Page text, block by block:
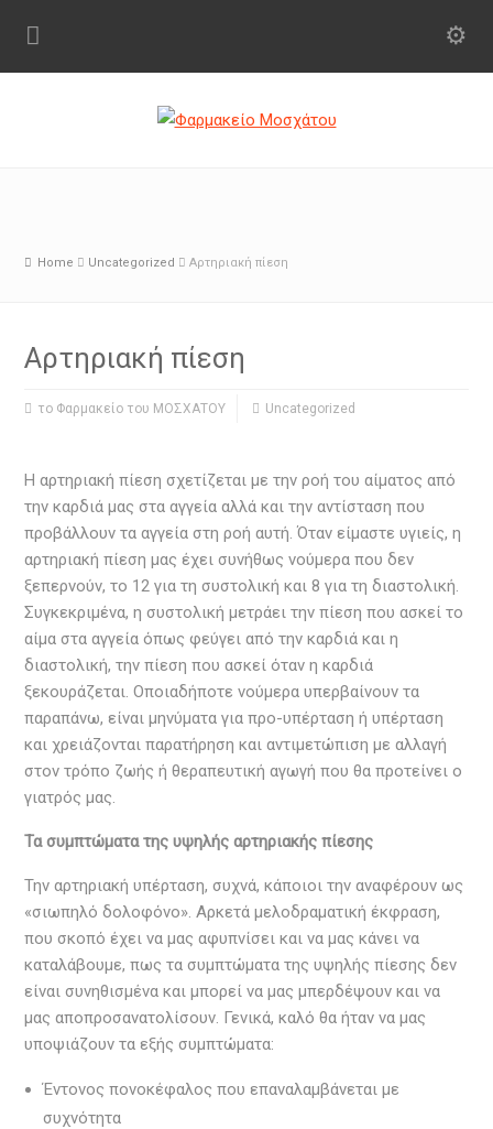
Home Uncategorized Αρτηριακή πίεση
Αρτηριακή πίεση
το Φαρμακείο του ΜΟΣΧΑΤΟΥ Uncategorized
Η αρτηριακή πίεση σχετίζεται με την ροή του αίματος από
την καρδιά μας στα αγγεία αλλά και την αντίσταση που
προβάλλουν τα αγγεία στη ροή αυτή. Όταν είμαστε υγιείς, η
αρτηριακή πίεση μας έχει συνήθως νούμερα που δεν
ξεπερνούν, το 12 για τη συστολική και 8 για τη διαστολική.
Συγκεκριμένα, η συστολική μετράει την πίεση που ασκεί το
αίμα στα αγγεία όπως φεύγει από την καρδιά και η
διαστολική, την πίεση που ασκεί όταν η καρδιά
ξεκουράζεται. Οποιαδήποτε νούμερα υπερβαίνουν τα
παραπάνω, είναι μηνύματα για προ-υπέρταση ή υπέρταση
και χρειάζονται παρατήρηση και αντιμετώπιση με αλλαγή
στον τρόπο ζωής ή θεραπευτική αγωγή που θα προτείνει ο
γιατρός μας.
Τα συμπτώματα της υψηλής αρτηριακής πίεσης
Την αρτηριακή υπέρταση, συχνά, κάποιοι την αναφέρουν ως
«σιωπηλό δολοφόνο». Αρκετά μελοδραματική έκφραση,
που σκοπό έχει να μας αφυπνίσει και να μας κάνει να
καταλάβουμε, πως τα συμπτώματα της υψηλής πίεσης δεν
είναι συνηθισμένα και μπορεί να μας μπερδέψουν και να
μας αποπροσανατολίσουν. Γενικά, καλό θα ήταν να μας
υποψιάζουν τα εξής συμπτώματα:
Έντονος πονοκέφαλος που επαναλαμβάνεται με
συχνότητα